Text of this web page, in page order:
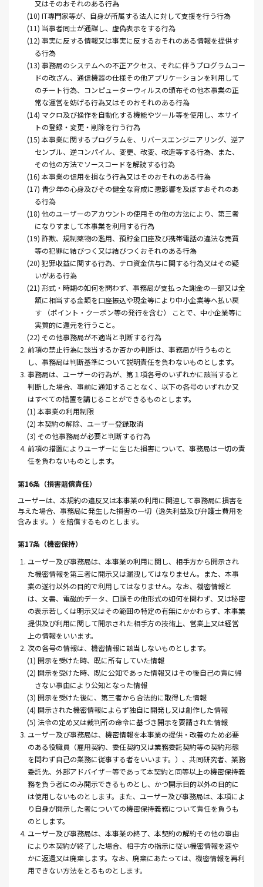
又はそのおそれのある行為
(10) IT専門家等が、自身が所属する法人に対して支援を行う行為
(11) 当事者同士が通謀し、虚偽表示をする行為
(12) 事実に反する情報又は事実に反するおそれのある情報を提供す
る行為
(13) 事務局のシステムへの不正アクセス、それに伴うプログラムコー
ドの改ざん、通信機器の仕様その他アプリケーションを利用して
のチート行為、コンピューターウィルスの頒布その他本事業の正
常な運営を妨げる行為又はそのおそれのある行為
(14) マクロ及び操作を自動化する機能やツール等を使用し、本サイ
トの登録・変更・削除を行う行為
(15) 本事業に関するプログラムを、リバースエンジニアリング、逆ア
センブル、逆コンパイル、変更、改変、改造等する行為、また、
その他の方法でソースコードを解読する行為
(16) 本事業の信用を損なう行為又はそのおそれのある行為
(17) 青少年の心身及びその健全な育成に悪影響を及ぼすおそれのあ
る行為
(18) 他のユーザーのアカウントの使用その他の方法により、第三者
になりすまして本事業を利用する行為
(19) 詐欺、規制薬物の濫用、預貯金口座及び携帯電話の違法な売買
等の犯罪に結びつく又は結びつくおそれのある行為
(20) 犯罪収益に関する行為、テロ資金供与に関する行為又はその疑
いがある行為
(21) 形式・時期の如何を問わず、事務局が支払った謝金の一部又は全
額に相当する金額を口座振込や現金等により中小企業等へ払い戻
す （ポイント・クーポン等の発行を含む） ことで、中小企業等に
実質的に還元を行うこと。
(22) その他事務局が不適当と判断する行為
2. 前項の禁止行為に該当するか否かの判断は、事務局が行うものと
し、事務局は判断基準について説明責任を負わないものとします。
3. 事務局は、ユーザーの行為が、第１項各号のいずれかに該当すると
判断した場合、事前に通知することなく、以下の各号のいずれか又
はすべての措置を講じることができるものとします。
(1) 本事業の利用制限
(2) 本契約の解除、ユーザー登録取消
(3) その他事務局が必要と判断する行為
4. 前項の措置によりユーザーに生じた損害について、事務局は一切の責
任を負わないものとします。
第16条（損害賠償責任）
ユーザーは、本規約の違反又は本事業の利用に関連して事務局に損害を
与えた場合、事務局に発生した損害の一切（逸失利益及び弁護士費用を
含みます。）を賠償するものとします。
第17条（機密保持）
1. ユーザー及び事務局は、本事業の利用に関し、相手方から開示され
た機密情報を第三者に開示又は漏洩してはなりません。また、本事
業の遂行以外の目的で利用してはなりません。なお、機密情報と
は、文書、電磁的データ、口頭その他形式の如何を問わず、又は秘密
の表示若しくは明示又はその範囲の特定の有無にかかわらず、本事業
提供及び利用に関して開示された相手方の技術上、営業上又は経営
上の情報をいいます。
2. 次の各号の情報は、機密情報に該当しないものとします。
(1) 開示を受けた時、既に所有していた情報
(2) 開示を受けた時、既に公知であった情報又はその後自己の責に帰
さない事由により公知となった情報
(3) 開示を受けた後に、第三者から合法的に取得した情報
(4) 開示された機密情報によらず独自に開発し又は創作した情報
(5) 法令の定め又は裁判所の命令に基づき開示を要請された情報
3. ユーザー及び事務局は、機密情報を本事業の提供・改善のため必要
のある役職員（雇用契約、委任契約又は業務委託契約等の契約形態
を問わず自己の業務に従事する者をいいます。）、共同研究者、業務
委託先、外部アドバイザー等であって本契約と同等以上の機密保持義
務を負う者にのみ開示できるものとし、かつ開示目的以外の目的に
は使用しないものとします。また、ユーザー及び事務局は、本項によ
り自身が開示した者についての機密保持義務について責任を負うも
のとします。
4. ユーザー及び事務局は、本事業の終了、本契約の解約その他の事由
により本契約が終了した場合、相手方の指示に従い機密情報を速や
かに返還又は廃棄します。なお、廃棄にあたっては、機密情報を再利
用できない方法をとるものとします。